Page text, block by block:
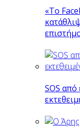
«Το
SOS από